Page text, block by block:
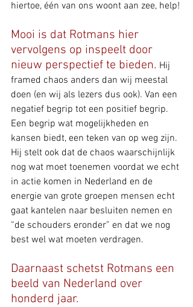
hiertoe, één van ons woont aan zee, help!
Mooi is dat Rotmans hier
vervolgens op inspeelt door
nieuw perspectief te bieden. Hij
framed chaos anders dan wij meestal
doen (en wij als lezers dus ook). Van een
negatief begrip tot een positief begrip.
Een begrip wat mogelijkheden en
kansen biedt, een teken van op weg zijn.
Hij stelt ook dat de chaos waarschijnlijk
nog wat moet toenemen voordat we echt
in actie komen in Nederland en de
energie van grote groepen mensen echt
gaat kantelen naar besluiten nemen en
“de schouders eronder” en dat we nog
best wel wat moeten verdragen.
Daarnaast schetst Rotmans een
beeld van Nederland over
honderd jaar.